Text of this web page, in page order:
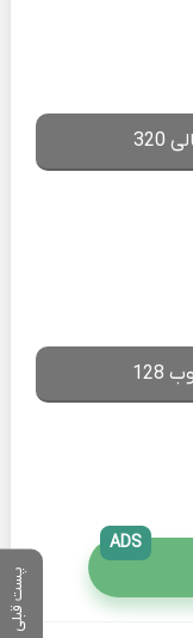
پست قبلی
ADS